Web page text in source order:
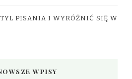
PISANIA I WYRÓŻNIĆ SIĘ W
WPISY